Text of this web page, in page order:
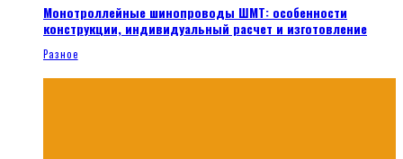
Монотроллейные шинопроводы ШМТ: особенности
конструкции, индивидуальный расчет и изготовление
Разное